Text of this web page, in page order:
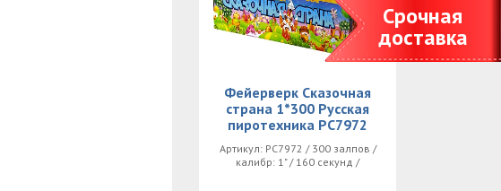
Срочная
доставка
Фейерверк Сказочная
страна 1*300 Русская
пиротехника РС7972
Артикул: РС7972 / 300 залпов /
калибр: 1" / 160 секунд /